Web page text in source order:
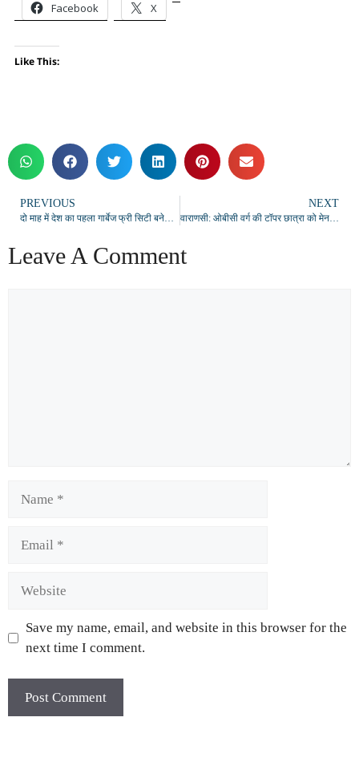
Facebook X
Like This:
PREVIOUS
दो माह में देश का पहला गार्बेज फ्री सिटी बनेगा बनारस, महापौर ने गिनाईं तीन साल की उपलब्धियां
NEXT
वाराणसी: ओबीसी वर्ग की टॉपर छात्रा को मेन कैंपस नहीं मिलने पर बीएचयू को नोटिस
Leave A Comment
Save my name, email, and website in this browser for the
next time I comment.